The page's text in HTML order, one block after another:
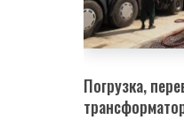
Погрузка,